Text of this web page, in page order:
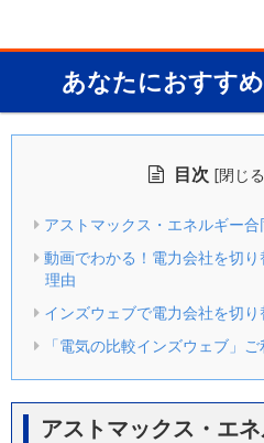
あなたにおすす
目次 [閉じる
アストマックス・エネルギー合
動画でわかる！電力会社を切り
理由
インズウェブで電力会社を切り
「電気の比較インズウェブ」
アストマックス・エ